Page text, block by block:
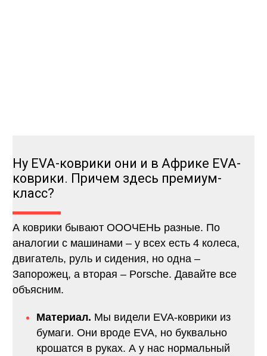
Ну EVA-коврики они и в Африке EVA-
коврики. Причем здесь премиум-
класс?
А коврики бывают ОООЧЕНЬ разные. По
аналогии с машинами – у всех есть 4 колеса,
двигатель, руль и сидения, но одна –
Запорожец, а вторая – Porsche. Давайте все
объясним.
Материал. Мы видели EVA-коврики из
бумаги. Они вроде EVA, но буквально
крошатся в руках. А у нас нормальный